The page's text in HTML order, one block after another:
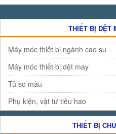
THIẾT BỊ DỆT
Máy móc thiết bị ngành cao su
Máy móc thiết bị dệt may
Tủ so màu
Phụ kiện, vật tư tiêu hao
THIẾT BỊ